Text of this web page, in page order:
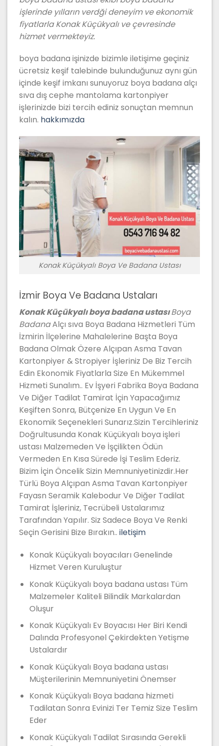
işlerinde yılların verdği deneyim ve ekonomik
fiyatlarla Konak Küçükyalı ve çevresinde
hizmet vermekteyiz.
boya badana işinizde bizimle iletişime geçiniz
ücretsiz keşif talebinde bulunduğunuz aynı gün
içinde keşif imkanı sunuyoruz boya badana alçı
sıva dış cephe mantolama kartonpiyer
işlerinizde bizi tercih ediniz sonuçtan memnun
kalın. hakkımızda
Konak Küçükyalı Boya Ve Badana Ustası
İzmir Boya Ve Badana Ustaları
Konak Küçükyalı boya badana ustasıBoya
BadanaAlçı sıva Boya Badana Hizmetleri Tüm
İzmirin İlçelerine Mahalelerine Başta Boya
Badana Olmak Özere Alçıpan Asma Tavan
Kartonpiyer & Stropiyer İşleriniz De Biz Tercih
Edin Ekonomik Fiyatlarla Size En Mükemmel
Hizmeti Sunalım.. Ev İşyeri Fabrika Boya Badana
Ve Diğer Tadilat Tamirat İçin Yapacağımız
Keşiften Sonra, Bütçenize En Uygun Ve En
Ekonomik Seçenekleri Sunarız.Sizin Tercihleriniz
Doğrultusunda Konak Küçükyalı boya işleri
ustası Malzemeden Ve İşçilikten Ödün
Vermeden En Kısa Sürede İşi Teslim Ederiz.
Bizim İçin Öncelik Sizin Memnuniyetinizdir.Her
Türlü Boya Alçıpan Asma Tavan Kartonpiyer
Fayasn Seramik Kalebodur Ve Diğer Tadilat
Tamirat İşleriniz, Tecrübeli Ustalarımız
Tarafından Yapılır. Siz Sadece Boya Ve Renki
Seçin Gerisini Bize Bırakın.. iletişim
Konak Küçükyalı boyacıları Genelinde
Hizmet Veren Kuruluştur
Konak Küçükyalı boya badana ustası Tüm
Malzemeler Kaliteli Bilindik Markalardan
Oluşur
Konak Küçükyalı Ev Boyacısı Her Biri Kendi
Dalında Profesyonel Çekirdekten Yetişme
Ustalardır
Konak Küçükyalı Boya badana ustası
Müşterilerinin Memnuniyetini Önemser
Konak Küçükyalı Boya badana hizmeti
Tadilatan Sonra Evinizi Ter Temiz Size Teslim
Eder
Konak Küçükyalı Tadilat Sırasında Gerekli